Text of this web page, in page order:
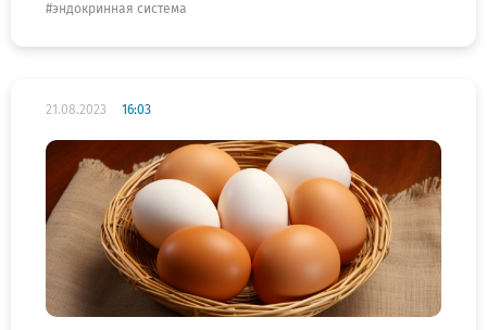
эндокринная система
21.08.2023 16:03